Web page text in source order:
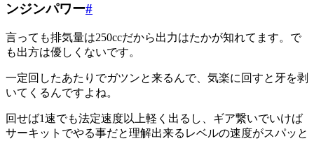
ンジンパワー#
言っても排気量は250ccだから出力はたかが知れてます。で
も出方は優しくないです。
一定回したあたりでガツンと来るんで、気楽に回すと牙を剥
いてくるんですよね。
回せば1速でも法定速度以上軽く出るし、ギア繋いでいけば
サーキットでやる事だと理解出来るレベルの速度がスパッと